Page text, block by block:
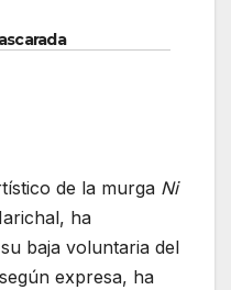
de la murga Ni
ha
baja voluntaria del
expresa, ha